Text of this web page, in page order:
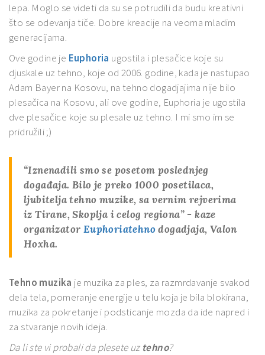
lepa. Moglo se videti da su se potrudili da budu kreativni
što se odevanja tiče. Dobre kreacije na veoma mladim
generacijama.
Ove godine je Euphoria ugostila i plesačice koje su
djuskale uz tehno, koje od 2006. godine, kada je nastupao
Adam Bayer na Kosovu, na tehno dogadjajima nije bilo
plesačica na Kosovu, ali ove godine, Euphoria je ugostila
dve plesačice koje su plesale uz tehno. I mi smo im se
pridružili ;)
“Iznenadili smo se posetom poslednjeg
događaja. Bilo je preko 1000 posetilaca,
ljubitelja tehno muzike, sa vernim rejverima
iz Tirane, Skoplja i celog regiona” - kaze
organizator Euphoriatehnodogadjaja, Valon
Hoxha.
Tehno muzika je muzika za ples, za razmrdavanje svakod
dela tela, pomeranje energije u telu koja je bila blokirana,
muzika za pokretanje i podsticanje mozda da ide napred i
za stvaranje novih ideja.
Da li ste vi probali da plesete uz tehno?